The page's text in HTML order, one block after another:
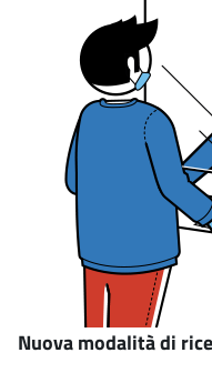
Nuova modalità di